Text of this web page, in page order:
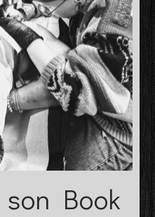
son Book